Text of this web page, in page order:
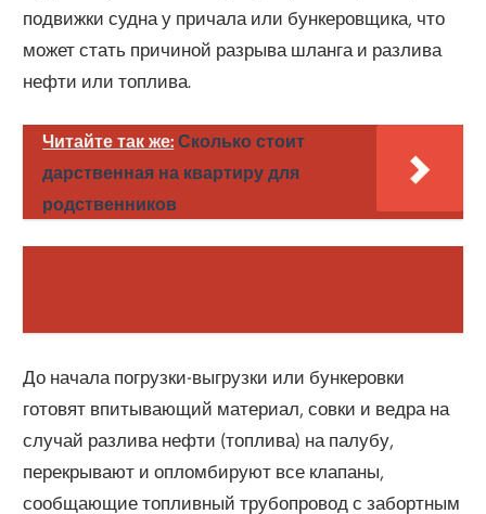
подвижки судна у причала или бункеровщика, что
может стать причиной разрыва шланга и разлива
нефти или топлива.
Читайте так же: Сколько стоит
дарственная на квартиру для
родственников
До начала погрузки-выгрузки или бункеровки
готовят впитывающий материал, совки и ведра на
случай разлива нефти (топлива) на палубу,
перекрывают и опломбируют все клапаны,
сообщающие топливный трубопровод с забортным